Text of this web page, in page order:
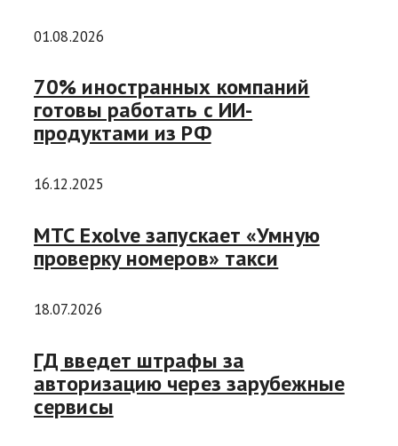
01.08.2026
70% иностранных компаний
готовы работать с ИИ-
продуктами из РФ
16.12.2025
МТС Exolve запускает «Умную
проверку номеров» такси
18.07.2026
ГД введет штрафы за
авторизацию через зарубежные
сервисы